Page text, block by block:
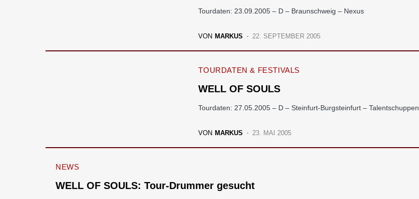
Tourdaten: 23.09.2005 – D – Braunschweig – Nexus
VON MARKUS 22. SEPTEMBER 2005
TOURDATEN & FESTIVALS
WELL OF SOULS
Tourdaten: 27.05.2005 – D – Steinfurt-Burgsteinfurt – Talentschuppen
VON MARKUS 23. MAI 2005
NEWS
WELL OF SOULS: Tour-Drummer gesucht